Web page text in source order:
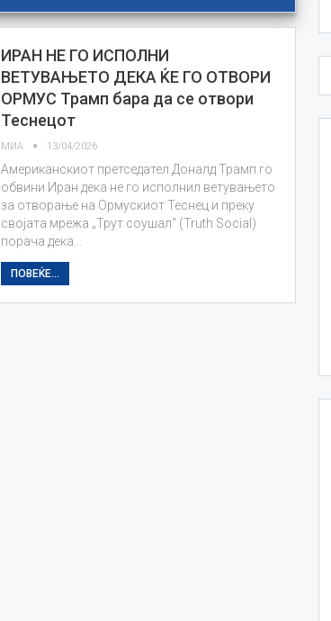
ИРАН НЕ ГО ИСПОЛНИ
ВЕТУВАЊЕТО ДЕКА ЌЕ ГО ОТВОРИ
ОРМУС Трамп бара да се отвори
Теснецот
МИА 13/04/2026
Американскиот претседател Доналд Трамп го
обвини Иран дека не го исполнил ветувањето
за отворање на Ормускиот Теснец и преку
својата мрежа „Трут соушал“ (Truth Social)
порача дека…
ПОВЕЌЕ...